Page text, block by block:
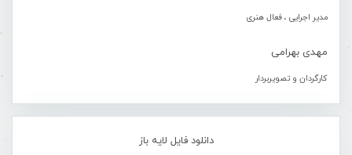
مدیر اجرایی ، فعال هنری
مهدی بهرامی
کارگردان و تصویربردار
دانلود فایل لایه باز